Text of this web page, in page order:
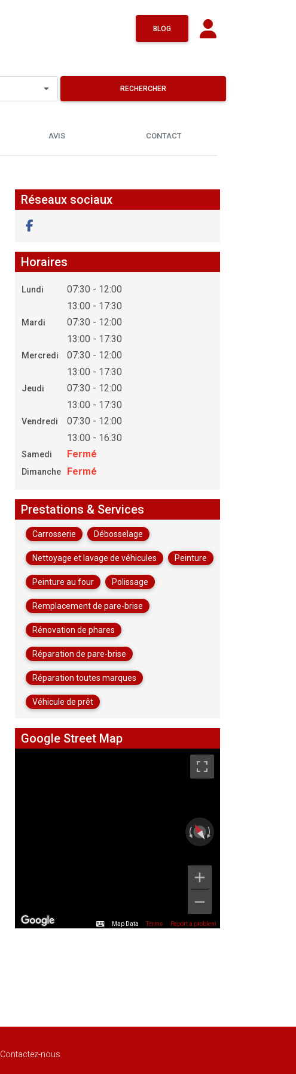
BLOG
RECHERCHER
AVIS CONTACT
Réseaux sociaux
Horaires
Lundi
07:30 - 12:00
13:00 - 17:30
Mardi
07:30 - 12:00
13:00 - 17:30
Mercredi
07:30 - 12:00
13:00 - 17:30
Jeudi
07:30 - 12:00
13:00 - 17:30
Vendredi
07:30 - 12:00
13:00 - 16:30
Samedi Fermé
Dimanche Fermé
Prestations & Services
Carrosserie Débosselage
Nettoyage et lavage de véhicules Peinture
Peinture au four Polissage
Remplacement de pare-brise
Rénovation de phares
Réparation de pare-brise
Réparation toutes marques
Véhicule de prêt
Google Street Map
Map Data Terms Report a problem
Contactez-nous